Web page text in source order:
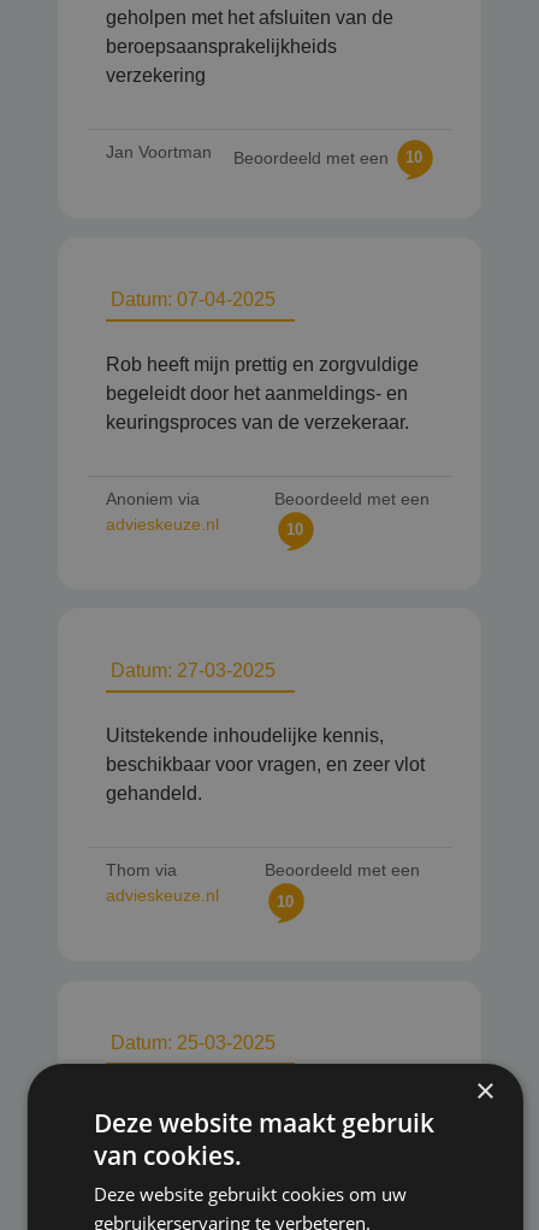
geholpen met het afsluiten van de
beroepsaansprakelijkheids
verzekering
Jan Voortman Beoordeeld met een 10
Datum: 07-04-2025
Rob heeft mijn prettig en zorgvuldige
begeleidt door het aanmeldings- en
keuringsproces van de verzekeraar.
Anoniem via
advieskeuze.nl
Beoordeeld met een
10
Datum: 27-03-2025
Uitstekende inhoudelijke kennis,
beschikbaar voor vragen, en zeer vlot
gehandeld.
Thom via
advieskeuze.nl
Beoordeeld met een
10
Datum: 25-03-2025
proactief en fijne communicatie en
bereikbaarheid.
×
Deze website maakt gebruik
van cookies.
Deze website gebruikt cookies om uw
gebruikerservaring te verbeteren.